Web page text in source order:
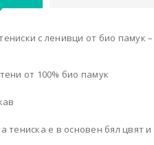
с ленивци от био
от 100% био памук
тениска е в основен бял цвят